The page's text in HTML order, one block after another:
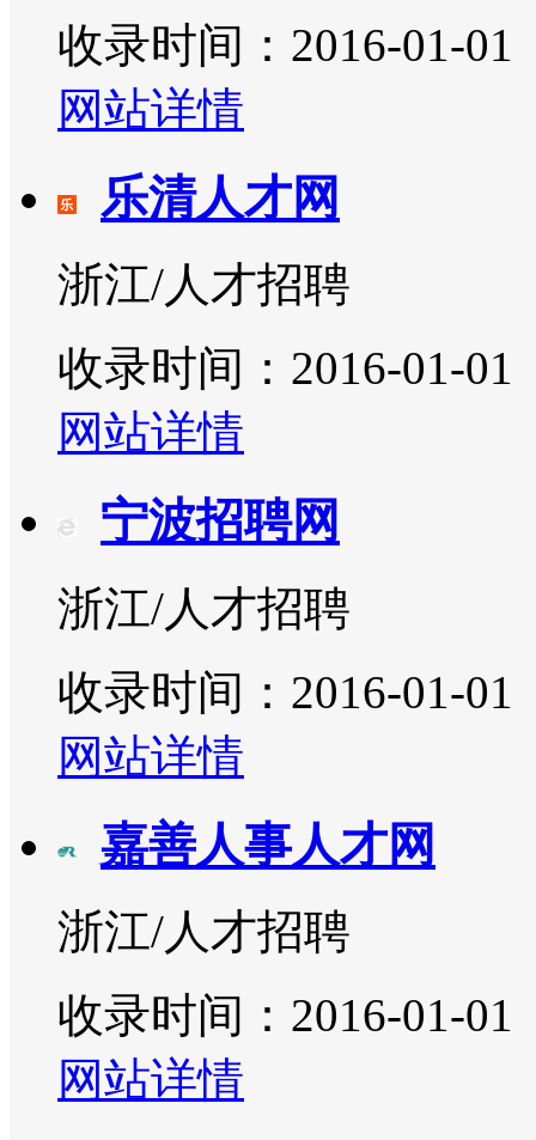
收录时间：2016-01-01
网站详情
乐清人才网
浙江/人才招聘
收录时间：2016-01-01
网站详情
宁波招聘网
浙江/人才招聘
收录时间：2016-01-01
网站详情
嘉善人事人才网
浙江/人才招聘
收录时间：2016-01-01
网站详情